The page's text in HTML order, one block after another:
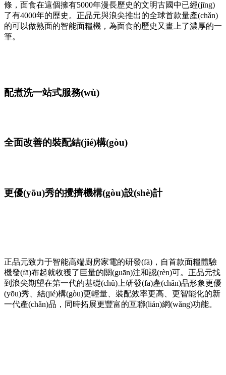
條，面食在這個擁有5000年漫長歷史的文明古國中已經(jīng)
了有4000年的歷史。正品元與浪尖推出的全球首款量產(chǎn)
的可以做熟面的智能面糧機，為面食的歷史又畫上了濃厚的一
筆。
配煮洗一站式服務(wù)
全面改善的裝配結(jié)構(gòu)
更優(yōu)秀的攪擠機構(gòu)設(shè)計
正品元致力于智能高端廚房家電的研發(fā)，自首款面糧體驗
機發(fā)布起就收獲了巨量的關(guān)注和認(rèn)可。正品元找
到浪尖期望在第一代的基礎(chǔ)上研發(fā)產(chǎn)品形象更優
(yōu)秀、結(jié)構(gòu)更輕量、裝配效率更高、更智能化的新
一代產(chǎn)品，同時拓展更豐富的互聯(lián)網(wǎng)功能。